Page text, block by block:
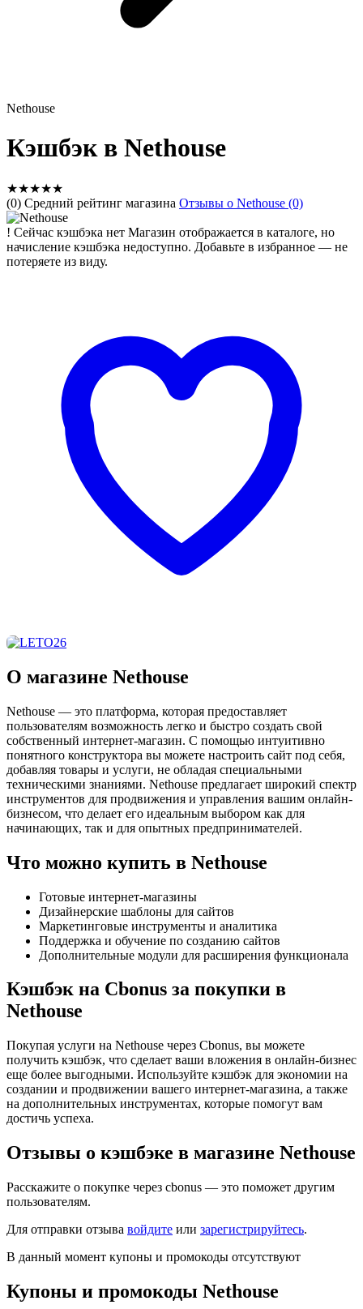
Nethouse
Кэшбэк в Nethouse
★★★★★
(0) Средний рейтинг магазина Отзывы о Nethouse (0)
! Сейчас кэшбэка нет Магазин отображается в каталоге, но
начисление кэшбэка недоступно. Добавьте в избранное — не
потеряете из виду.
О магазине Nethouse
Nethouse — это платформа, которая предоставляет
пользователям возможность легко и быстро создать свой
собственный интернет-магазин. С помощью интуитивно
понятного конструктора вы можете настроить сайт под себя,
добавляя товары и услуги, не обладая специальными
техническими знаниями. Nethouse предлагает широкий спектр
инструментов для продвижения и управления вашим онлайн-
бизнесом, что делает его идеальным выбором как для
начинающих, так и для опытных предпринимателей.
Что можно купить в Nethouse
Готовые интернет-магазины
Дизайнерские шаблоны для сайтов
Маркетинговые инструменты и аналитика
Поддержка и обучение по созданию сайтов
Дополнительные модули для расширения функционала
Кэшбэк на Cbonus за покупки в
Nethouse
Покупая услуги на Nethouse через Cbonus, вы можете
получить кэшбэк, что сделает ваши вложения в онлайн-бизнес
еще более выгодными. Используйте кэшбэк для экономии на
создании и продвижении вашего интернет-магазина, а также
на дополнительных инструментах, которые помогут вам
достичь успеха.
Отзывы о кэшбэке в магазине Nethouse
Расскажите о покупке через cbonus — это поможет другим
пользователям.
Для отправки отзыва войдите или зарегистрируйтесь.
В данный момент купоны и промокоды отсутствуют
Купоны и промокоды Nethouse